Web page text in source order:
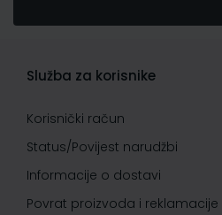
Služba za korisnike
Korisnički račun
Status/Povijest narudžbi
Informacije o dostavi
Povrat proizvoda i reklamacije